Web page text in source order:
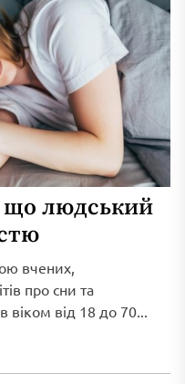
що людський
вчених,
про сни та
від 18 до 70...